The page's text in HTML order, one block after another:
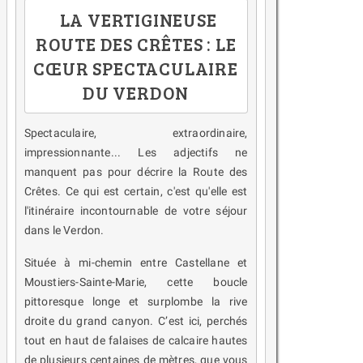
LA VERTIGINEUSE
ROUTE DES CRÊTES : LE
CŒUR SPECTACULAIRE
DU VERDON
Spectaculaire, extraordinaire,
impressionnante... Les adjectifs ne
manquent pas pour décrire la Route des
Crêtes. Ce qui est certain, c'est qu'elle est
l'itinéraire incontournable de votre séjour
dans le Verdon.
Située à mi-chemin entre Castellane et
Moustiers-Sainte-Marie, cette boucle
pittoresque longe et surplombe la rive
droite du grand canyon. C’est ici, perchés
tout en haut de falaises de calcaire hautes
de plusieurs centaines de mètres, que vous